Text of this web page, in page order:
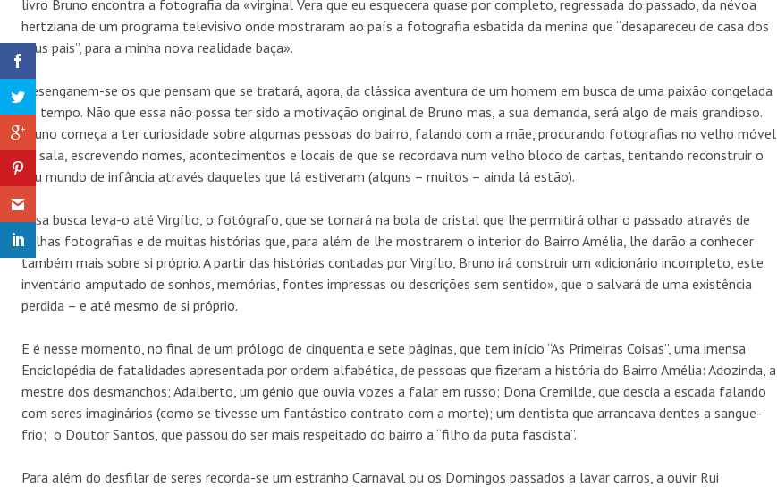
livro Bruno encontra a fotografia da «virginal Vera que eu esquecera quase por completo, regressada do passado, da névoa
hertziana de um programa televisivo onde mostraram ao país a fotografia esbatida da menina que “desapareceu de casa dos
seus pais”, para a minha nova realidade baça».
Desenganem-se os que pensam que se tratará, agora, da clássica aventura de um homem em busca de uma paixão congelada
no tempo. Não que essa não possa ter sido a motivação original de Bruno mas, a sua demanda, será algo de mais grandioso.
Bruno começa a ter curiosidade sobre algumas pessoas do bairro, falando com a mãe, procurando fotografias no velho móvel
da sala, escrevendo nomes, acontecimentos e locais de que se recordava num velho bloco de cartas, tentando reconstruir o
seu mundo de infância através daqueles que lá estiveram (alguns – muitos – ainda lá estão).
Essa busca leva-o até Virgílio, o fotógrafo, que se tornará na bola de cristal que lhe permitirá olhar o passado através de
velhas fotografias e de muitas histórias que, para além de lhe mostrarem o interior do Bairro Amélia, lhe darão a conhecer
também mais sobre si próprio. A partir das histórias contadas por Virgílio, Bruno irá construir um «dicionário incompleto, este
inventário amputado de sonhos, memórias, fontes impressas ou descrições sem sentido», que o salvará de uma existência
perdida – e até mesmo de si próprio.
E é nesse momento, no final de um prólogo de cinquenta e sete páginas, que tem início “As Primeiras Coisas”, uma imensa
Enciclopédia de fatalidades apresentada por ordem alfabética, de pessoas que fizeram a história do Bairro Amélia: Adozinda, a
mestre dos desmanchos; Adalberto, um génio que ouvia vozes a falar em russo; Dona Cremilde, que descia a escada falando
com seres imaginários (como se tivesse um fantástico contrato com a morte); um dentista que arrancava dentes a sangue-
frio; o Doutor Santos, que passou do ser mais respeitado do bairro a “filho da puta fascista”.
Para além do desfilar de seres recorda-se um estranho Carnaval ou os Domingos passados a lavar carros, a ouvir Rui